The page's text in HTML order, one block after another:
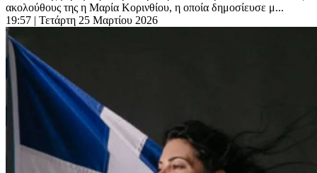
ακολούθους της η Μαρία Κορινθίου, η οποία δημοσίευσε μ...
19:57 | Τετάρτη 25 Μαρτίου 2026